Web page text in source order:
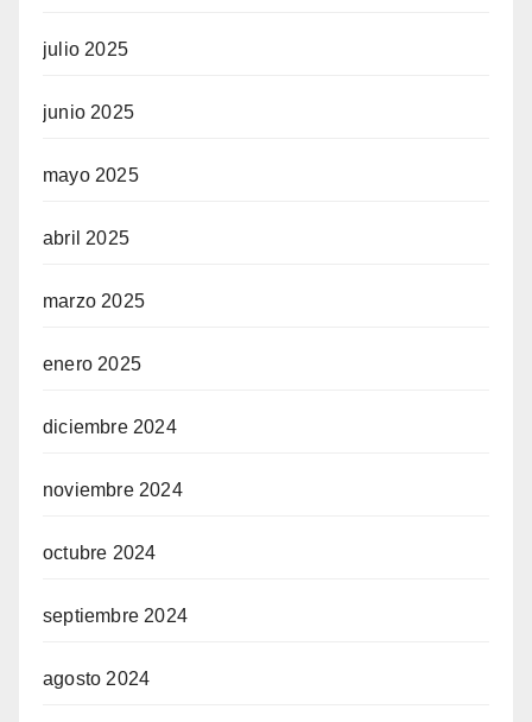
julio 2025
junio 2025
mayo 2025
abril 2025
marzo 2025
enero 2025
diciembre 2024
noviembre 2024
octubre 2024
septiembre 2024
agosto 2024